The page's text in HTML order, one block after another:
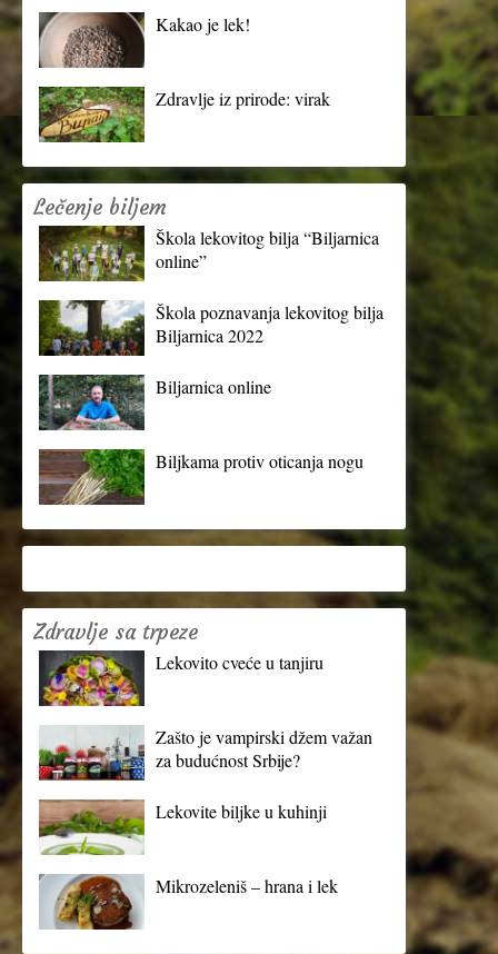
Kakao je lek!
Zdravlje iz prirode: virak
Lečenje biljem
Škola lekovitog bilja “Biljarnica
online”
Škola poznavanja lekovitog bilja
Biljarnica 2022
Biljarnica online
Biljkama protiv oticanja nogu
Zdravlje sa trpeze
Lekovito cveće u tanjiru
Zašto je vampirski džem važan
za budućnost Srbije?
Lekovite biljke u kuhinji
Mikrozeleniš – hrana i lek